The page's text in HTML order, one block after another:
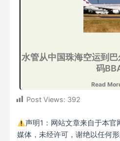
水管从中国珠海空运到
码
Read
Post Views: 392
声明1：网站文章来自于本官
媒体，未经许可，谢绝以任何